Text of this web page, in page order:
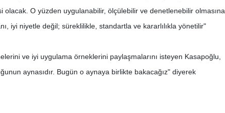
O yüzden uygulanabilir, ölçülebilir ve denetlenebilir olmasına
iyi niyetle değil; süreklilikle, standartla ve kararlılıkla yönetilir"
ve iyi uygulama örneklerini paylaşmalarını isteyen Kasapoğlu,
aynasıdır. Bugün o aynaya birlikte bakacağız" diyerek